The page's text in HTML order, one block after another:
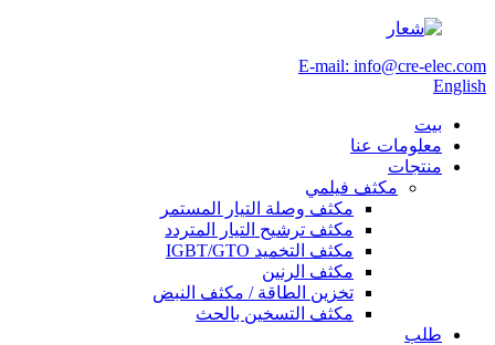
E-mail: info@cre-elec.com
English
بيت
معلومات عنا
منتجات
مكثف فيلمي
مكثف وصلة التيار المستمر
مكثف ترشيح التيار المتردد
مكثف التخميد IGBT/GTO
مكثف الرنين
تخزين الطاقة / مكثف النبض
مكثف التسخين بالحث
طلب